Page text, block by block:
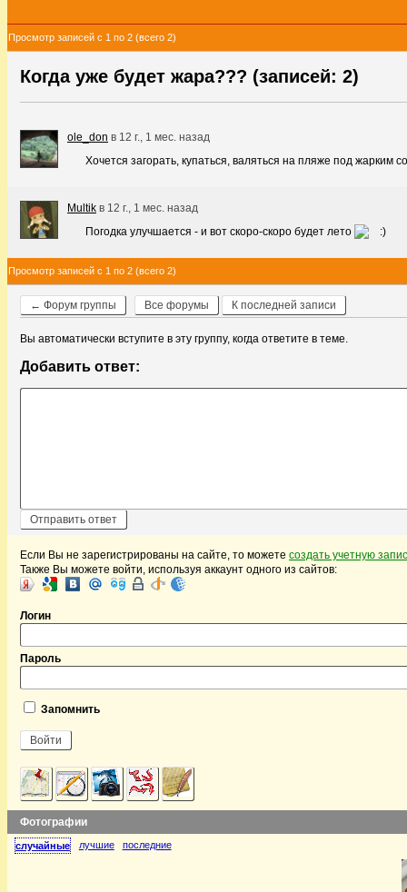
Просмотр записей с 1 по 2 (всего 2)
Когда уже будет жара??? (записей: 2)
ole_don в 12 г., 1 мес. назад
Хочется загорать, купаться, валяться на пляже под жарким
Multik в 12 г., 1 мес. назад
Погодка улучшается - и вот скоро-скоро будет лето
Просмотр записей с 1 по 2 (всего 2)
← Форум группы Все форумы К последней записи
Вы автоматически вступите в эту группу, когда ответите в теме.
Добавить ответ:
Если Вы не зарегистрированы на сайте, то можете создать учетную
Также Вы можете войти, используя аккаунт одного из сайтов:
Логин
Пароль
Запомнить
Фотографии
случайные лучшие последние